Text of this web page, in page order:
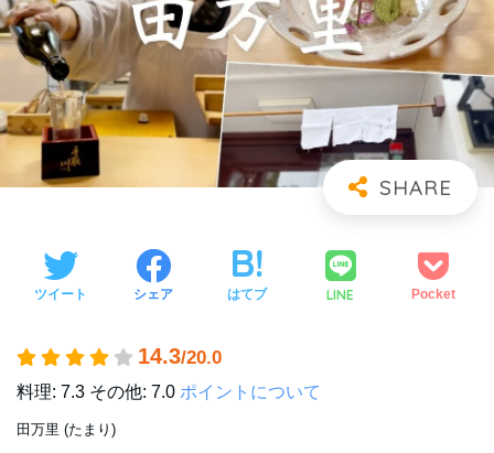
ツイート シェア はてブ LINE Pocket
14.3/20.0
料理: 7.3 その他: 7.0 ポイントについて
田万里 (たまり)